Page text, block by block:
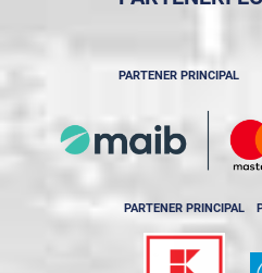
PARTENER PRINCIPAL
PARTENER PRINCIPAL